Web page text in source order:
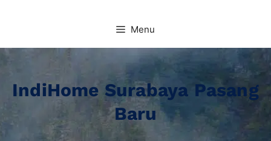
Menu
IndiHome Surabaya Pasang
Baru